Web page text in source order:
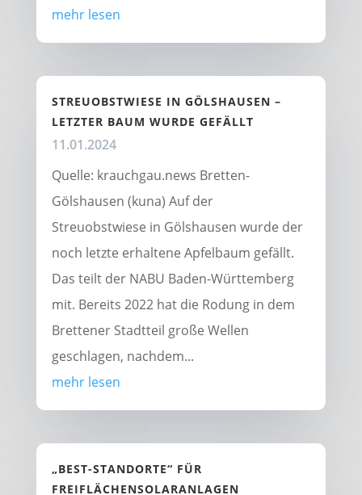
mehr lesen
STREUOBSTWIESE IN GÖLSHAUSEN –
LETZTER BAUM WURDE GEFÄLLT
11.01.2024
Quelle: krauchgau.news Bretten-
Gölshausen (kuna) Auf der
Streuobstwiese in Gölshausen wurde der
noch letzte erhaltene Apfelbaum gefällt.
Das teilt der NABU Baden-Württemberg
mit. Bereits 2022 hat die Rodung in dem
Brettener Stadtteil große Wellen
geschlagen, nachdem...
mehr lesen
„BEST-STANDORTE“ FÜR
FREIFLÄCHENSOLARANLAGEN